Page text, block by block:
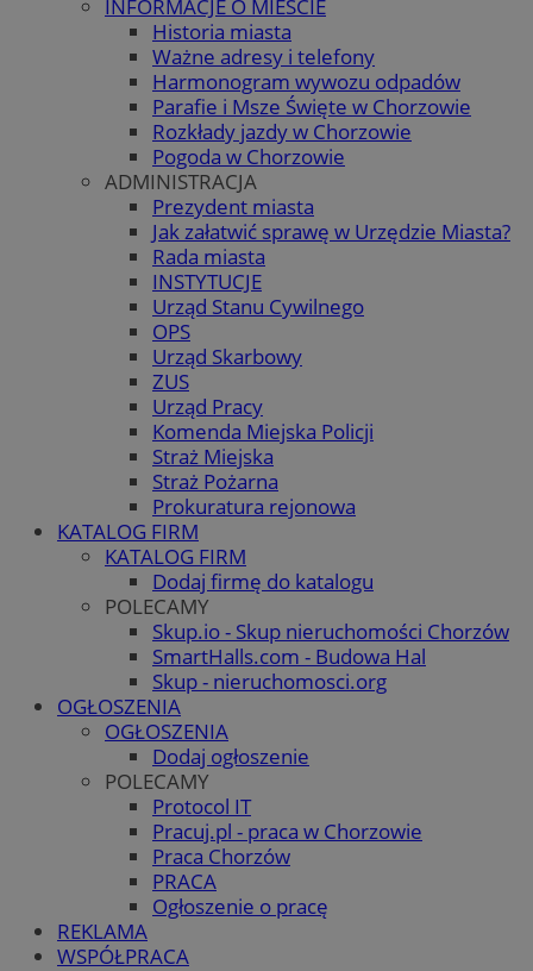
INFORMACJE O MIEŚCIE
Historia miasta
Ważne adresy i telefony
Harmonogram wywozu odpadów
Parafie i Msze Święte w Chorzowie
Rozkłady jazdy w Chorzowie
Pogoda w Chorzowie
ADMINISTRACJA
Prezydent miasta
Jak załatwić sprawę w Urzędzie Miasta?
Rada miasta
INSTYTUCJE
Urząd Stanu Cywilnego
OPS
Urząd Skarbowy
ZUS
Urząd Pracy
Komenda Miejska Policji
Straż Miejska
Straż Pożarna
Prokuratura rejonowa
KATALOG FIRM
KATALOG FIRM
Dodaj firmę do katalogu
POLECAMY
Skup.io - Skup nieruchomości Chorzów
SmartHalls.com - Budowa Hal
Skup - nieruchomosci.org
OGŁOSZENIA
OGŁOSZENIA
Dodaj ogłoszenie
POLECAMY
Protocol IT
Pracuj.pl - praca w Chorzowie
Praca Chorzów
PRACA
Ogłoszenie o pracę
REKLAMA
WSPÓŁPRACA